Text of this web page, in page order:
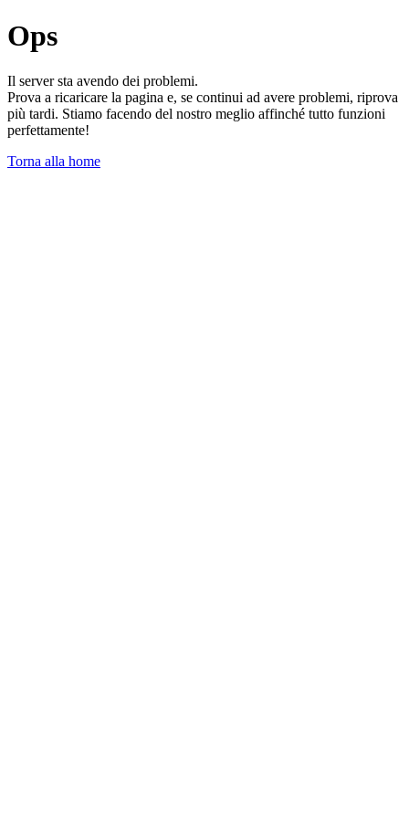
Ops
Il server sta avendo dei problemi.
Prova a ricaricare la pagina e, se continui ad avere problemi, riprova
più tardi. Stiamo facendo del nostro meglio affinché tutto funzioni
perfettamente!
Torna alla home